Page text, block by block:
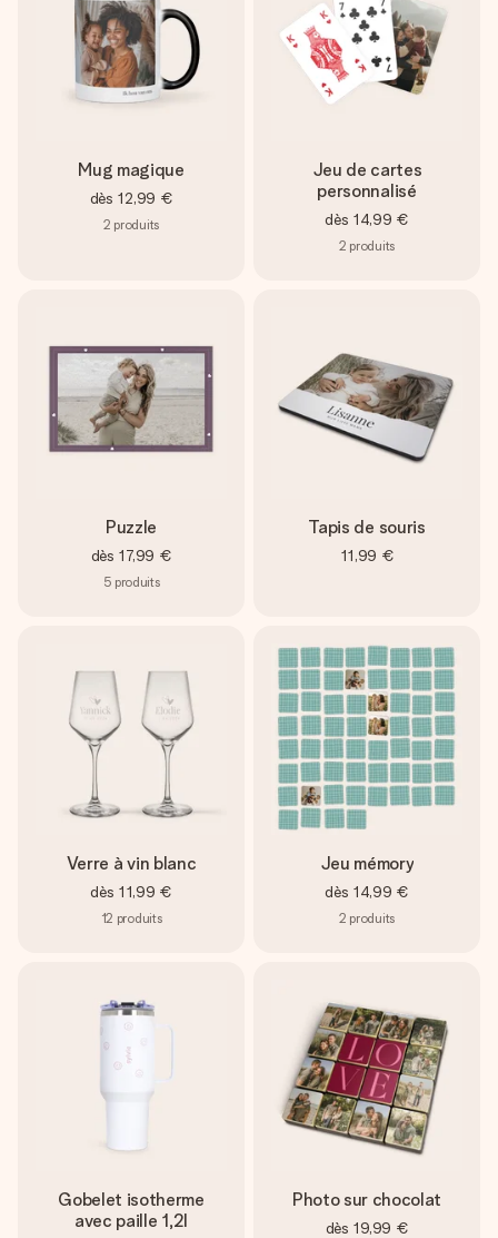
Mug magique
dès 12,99 €
2 produits
Jeu de cartes
personnalisé
dès 14,99 €
2 produits
Puzzle
dès 17,99 €
5 produits
Tapis de souris
11,99 €
Verre à vin blanc
dès 11,99 €
12 produits
Jeu mémory
dès 14,99 €
2 produits
Gobelet isotherme
avec paille 1,2l
Photo sur chocolat
dès 19,99 €